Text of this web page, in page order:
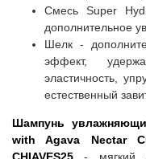
Смесь Super
дополнительное
Шелк -
эффект,
эластичность,
естественный
Шампунь
with Agava Nectar
CHIAVES25 - мягкий